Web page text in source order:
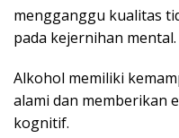
mengganggu kualitas
pada kejernihan mental.
Alkohol memiliki
alami dan memberikan
kognitif.